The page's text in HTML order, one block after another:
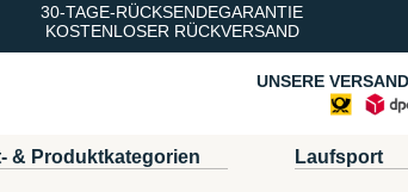
30-TAGE-RÜCKSENDEGARANTIE
KOSTENLOSER RÜCKVERSAND
UNSERE
& Produktkategorien Laufsport